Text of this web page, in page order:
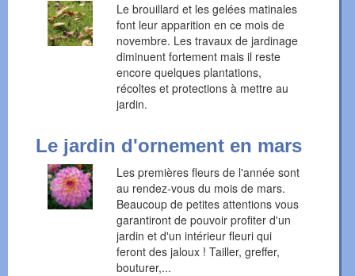
Le brouillard et les gelées matinales
font leur apparition en ce mois de
novembre. Les travaux de jardinage
diminuent fortement mais il reste
encore quelques plantations,
récoltes et protections à mettre au
jardin.
Le jardin d'ornement en mars
Les premières fleurs de l'année sont
au rendez-vous du mois de mars.
Beaucoup de petites attentions vous
garantiront de pouvoir profiter d'un
jardin et d'un intérieur fleuri qui
feront des jaloux ! Tailler, greffer,
bouturer,...